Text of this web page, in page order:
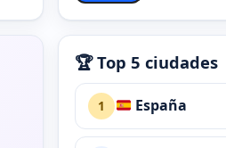
🏆 Top 5 ciudades
1 España